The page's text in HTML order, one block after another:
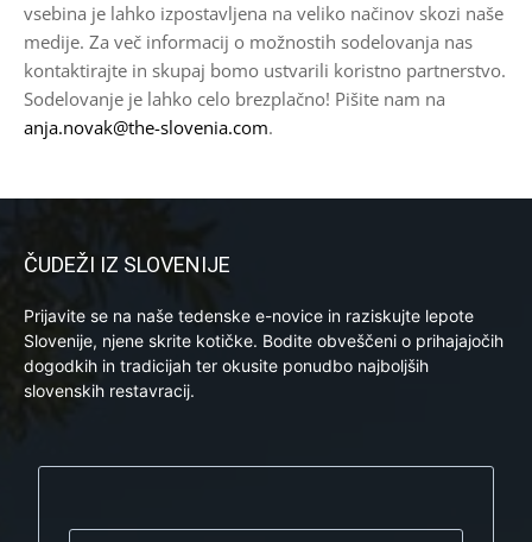
vsebina je lahko izpostavljena na veliko načinov skozi naše
medije. Za več informacij o možnostih sodelovanja nas
kontaktirajte in skupaj bomo ustvarili koristno partnerstvo.
Sodelovanje je lahko celo brezplačno! Pišite nam na
anja.novak@the-slovenia.com.
ČUDEŽI IZ SLOVENIJE
Prijavite se na naše tedenske e-novice in raziskujte lepote
Slovenije, njene skrite kotičke. Bodite obveščeni o prihajajočih
dogodkih in tradicijah ter okusite ponudbo najboljših
slovenskih restavracij.